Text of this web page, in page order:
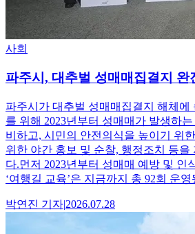
사회
파주시, 대추벌 성매매집결지 완
파주시가 대추벌 성매매집결지 해체에
를 위해 2023년부터 성매매가 발생하
비하고, 시민의 안전의식을 높이기 위
위한 야간 홍보 및 순찰, 행정조치 등을
다.먼저 2023년부터 성매매 예방 및 인
‘여행길 교육’은 지금까지 총 92회 운영
박연진 기자|2026.07.28